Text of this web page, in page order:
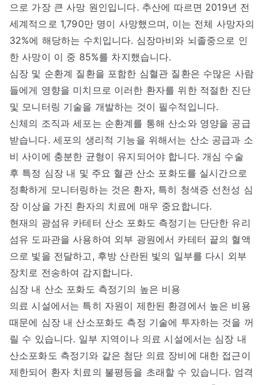
으로 가장 큰 사망 원인입니다. 추산에 따르면 2019년 전
세계적으로 1,790만 명이 사망했으며, 이는 전체 사망자의
32%에 해당하는 수치입니다. 심장마비와 뇌졸중으로 인
한 사망이 이 중 85%를 차지했습니다.
심장 및 순환계 질환을 포함한 심혈관 질환은 수많은 사람
들에게 영향을 미치므로 이러한 환자를 위한 적절한 진단
및 모니터링 기술을 개발하는 것이 필수적입니다.
신체의 조직과 세포는 순환계를 통해 산소와 영양을 공급
받습니다. 세포의 생리적 기능을 위해서는 산소 공급과 소
비 사이에 충분한 균형이 유지되어야 합니다. 개심 수술
후 특정 심장 내 및 주요 혈관 산소 포화도를 실시간으로
정확하게 모니터링하는 것은 환자, 특히 청색증 선천성 심
장 이상을 가진 환자의 치료에 매우 중요합니다.
현재의 광섬유 카테터 산소 포화도 측정기는 단단한 유리
섬유 도파관을 사용하여 외부 광원에서 카테터 끝의 혈액
으로 빛을 전달하고, 후방 산란된 빛의 일부를 다시 외부
장치로 전송하여 감지합니다.
심장 내 산소 포화도 측정기의 높은 비용
의료 시설에서는 특히 자원이 제한된 환경에서 높은 비용
때문에 심장 내 산소포화도 측정 기술에 투자하는 것을 꺼
릴 수 있습니다. 일부 지역이나 의료 시설에서는 심장 내
산소포화도 측정기와 같은 첨단 의료 장비에 대한 접근이
제한되어 환자 치료의 불평등을 초래할 수 있습니다. 엄격